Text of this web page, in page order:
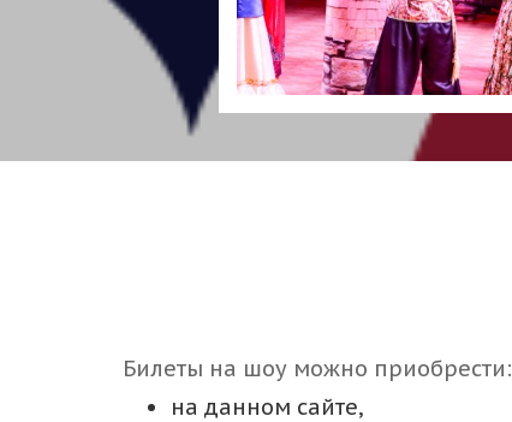
Билеты на шоу можно приобрести:
на данном сайте,